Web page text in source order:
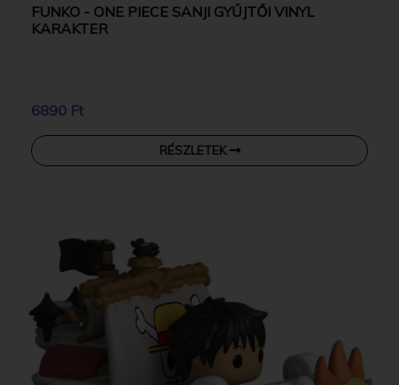
FUNKO - ONE PIECE SANJI GYŰJTŐI VINYL
KARAKTER
6890 Ft
RÉSZLETEK